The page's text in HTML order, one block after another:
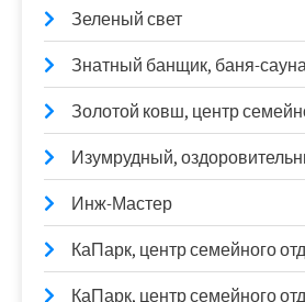
Зеленый свет
Знатный банщик, баня-
Золотой ковш, центр
Изумрудный,
Инж-Мастер
КаПарк, центр семейного
КаПарк, центр семейного